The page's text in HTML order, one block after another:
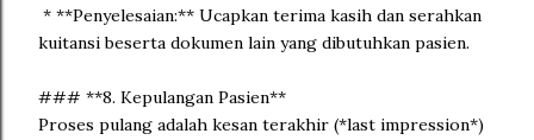
* **Penyelesaian:** Ucapkan terima kasih dan serahkan
kuitansi beserta dokumen lain yang dibutuhkan pasien.
### **8. Kepulangan Pasien**
Proses pulang adalah kesan terakhir (*last impression*)